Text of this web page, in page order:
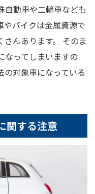
自動車や二輪車なども
やバイクは金属資源で
んあります。 そのま
なってしまいますの
の対象車になっている
関する注意